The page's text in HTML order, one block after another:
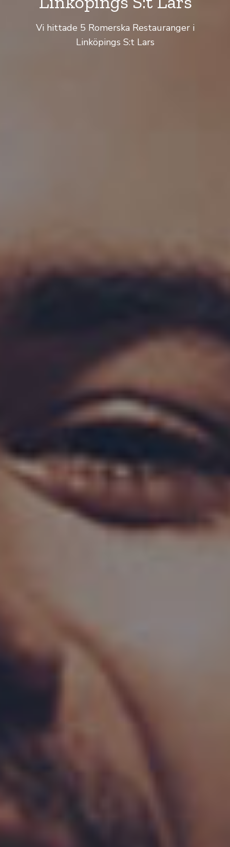
Vi hittade 5 Romerska Restauranger i
Linköpings S:t Lars